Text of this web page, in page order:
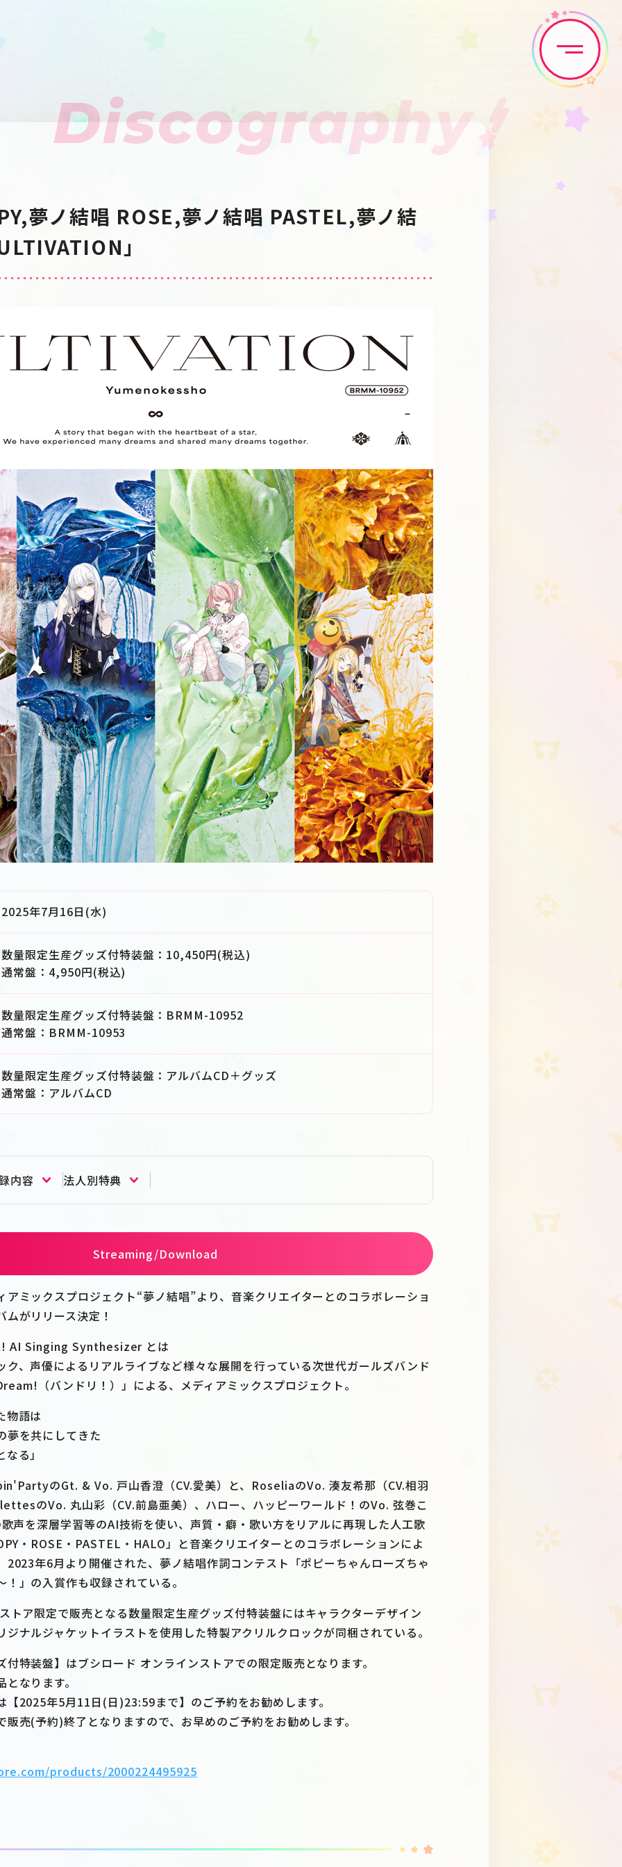
Home News
Live•Event
Artist Anime
Goods
Discography
夢ノ結唱 ROSE,夢ノ結唱 PASTEL,夢ノ結
」
2025年7月16日(水)
数量限定生産グッズ付特装盤：10,450円(税込)
通常盤：4,950円(税込)
数量限定生産グッズ付特装盤：BRMM-10952
通常盤：BRMM-10953
数量限定生産グッズ付特装盤：アルバムCD＋グッズ
通常盤：アルバムCD
内容 法人別特典
Streaming/Download
アミックスプロジェクト“夢ノ結唱”より、音楽クリエイターとのコラボレーショ
がリリース決定！
AI Singing Synthesizer とは
ク、声優によるリアルライブなど様々な展開を行っている次世代ガールズバンド
（バンドリ！）」による、メディアミックスプロジェクト。
物語は
夢を共にしてきた
る」
のGt. & Vo. 戸山香澄（CV.愛美）と、RoseliaのVo. 湊友希那（CV.相羽
のVo. 丸山彩（CV.前島亜美）、ハロー、ハッピーワールド！のVo. 弦巻こ
声を深層学習等のAI技術を使い、声質・癖・歌い方をリアルに再現した人工歌
・ROSE・PASTEL・HALO」と音楽クリエイターとのコラボレーションによ
2023年6月より開催された、夢ノ結唱作詞コンテスト「ポピーちゃんローズちゃ
」の入賞作も収録されている。
トア限定で販売となる数量限定生産グッズ付特装盤にはキャラクターデザイン
ナルジャケットイラストを使用した特製アクリルクロックが同梱されている。
特装盤】はブシロード オンラインストアでの限定販売となります。
なります。
【2025年5月11日(日)23:59まで】のご予約をお勧めします。
売(予約)終了となりますので、お早めのご予約をお勧めします。
products/2000224495925